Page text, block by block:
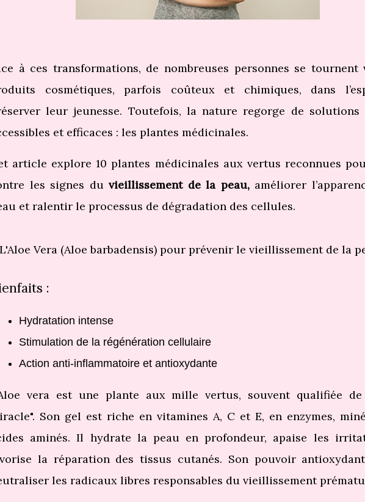
à ces transformations, de nombreuses personnes se tournent
cosmétiques, parfois coûteux et chimiques, dans
leur jeunesse. Toutefois, la nature regorge de solutions
et efficaces : les plantes médicinales.
article explore 10 plantes médicinales aux vertus reconnues
les signes duvieillissement de la peau,améliorer
et ralentir le processus de dégradation des cellules.
L'Aloe Vera (Aloe barbadensis) pour prévenir le vieillissement de la
:
Hydratation intense
Stimulation de la régénération cellulaire
Action anti-inflammatoire et antioxydante
vera est une plante aux mille vertus, souvent qualifiée de
Son gel est riche en vitamines A, C et E, en enzymes,
aminés. Il hydrate la peau en profondeur, apaise les
la réparation des tissus cutanés. Son pouvoir
les radicaux libres responsables du vieillissement